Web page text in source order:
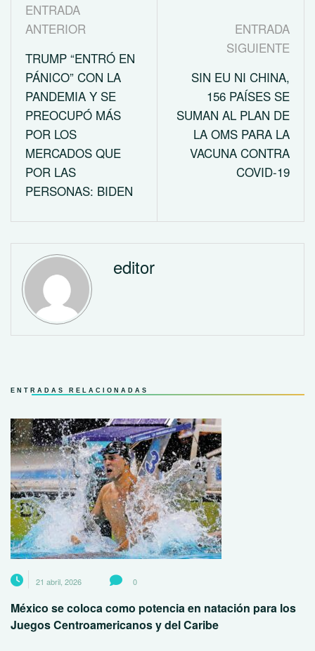
ENTRADA
ANTERIOR
TRUMP “ENTRÓ EN
PÁNICO” CON LA
PANDEMIA Y SE
PREOCUPÓ MÁS
POR LOS
MERCADOS QUE
POR LAS
PERSONAS: BIDEN
ENTRADA
SIGUIENTE
SIN EU NI CHINA,
156 PAÍSES SE
SUMAN AL PLAN DE
LA OMS PARA LA
VACUNA CONTRA
COVID-19
editor
ENTRADAS RELACIONADAS
21 abril, 2026 0
México se coloca como potencia en natación para los
Juegos Centroamericanos y del Caribe